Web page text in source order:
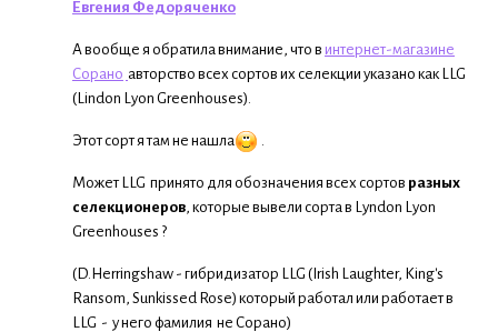
Евгения Федоряченко
А вообще я обратила внимание, что в интернет-магазине
Сорано авторство всех сортов их селекции указано как LLG
(Lindon Lyon Greenhouses).
Этот сорт я там не нашла .
Может LLG принято для обозначения всех сортов разных
селекционеров, которые вывели сорта в Lyndon Lyon
Greenhouses ?
(D.Herringshaw - гибридизатор LLG (Irish Laughter, King's
Ransom, Sunkissed Rose) который работал или работает в
LLG - у него фамилия не Сорано)